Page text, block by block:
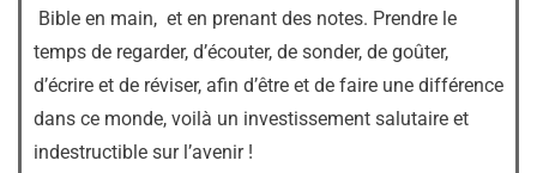
Bible en main, et en prenant des notes. Prendre le
temps de regarder, d’écouter, de sonder, de goûter,
d’écrire et de réviser, afin d’être et de faire une différence
dans ce monde, voilà un investissement salutaire et
indestructible sur l’avenir !